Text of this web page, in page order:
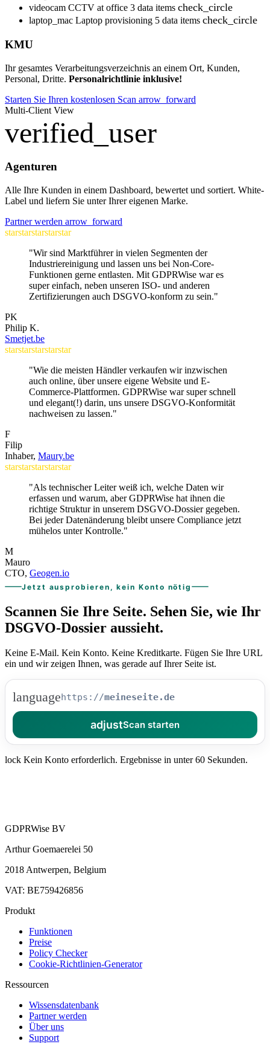
videocam CCTV at office 3 data items check_circle
laptop_mac Laptop provisioning 5 data items check_circle
KMU
Ihr gesamtes Verarbeitungsverzeichnis an einem Ort, Kunden,
Personal, Dritte. Personalrichtlinie inklusive!
Starten Sie Ihren kostenlosen Scan arrow_forward
Multi-Client View
verified_user
Agenturen
Alle Ihre Kunden in einem Dashboard, bewertet und sortiert. White-
Label und liefern Sie unter Ihrer eigenen Marke.
Partner werden arrow_forward
starstarstarstarstar
"Wir sind Marktführer in vielen Segmenten der
Industriereinigung und lassen uns bei Non-Core-
Funktionen gerne entlasten. Mit GDPRWise war es
super einfach, neben unseren ISO- und anderen
Zertifizierungen auch DSGVO-konform zu sein."
PK
Philip K.
Smetjet.be
starstarstarstarstar
"Wie die meisten Händler verkaufen wir inzwischen
auch online, über unsere eigene Website und E-
Commerce-Plattformen. GDPRWise war super schnell
und elegant(!) darin, uns unsere DSGVO-Konformität
nachweisen zu lassen."
F
Filip
Inhaber, Maury.be
starstarstarstarstar
"Als technischer Leiter weiß ich, welche Daten wir
erfassen und warum, aber GDPRWise hat ihnen die
richtige Struktur in unserem DSGVO-Dossier gegeben.
Bei jeder Datenänderung bleibt unsere Compliance jetzt
mühelos unter Kontrolle."
M
Mauro
CTO, Geogen.io
Jetzt ausprobieren, kein Konto nötig
Scannen Sie Ihre Seite. Sehen Sie, wie Ihr
DSGVO-Dossier aussieht.
Keine E-Mail. Kein Konto. Keine Kreditkarte. Fügen Sie Ihre URL
ein und wir zeigen Ihnen, was gerade auf Ihrer Seite ist.
languagehttps://
adjustScan starten
lock Kein Konto erforderlich. Ergebnisse in unter 60 Sekunden.
GDPRWise BV
Arthur Goemaerelei 50
2018 Antwerpen, Belgium
VAT: BE759426856
Produkt
Funktionen
Preise
Policy Checker
Cookie-Richtlinien-Generator
Ressourcen
Wissensdatenbank
Partner werden
Über uns
Support